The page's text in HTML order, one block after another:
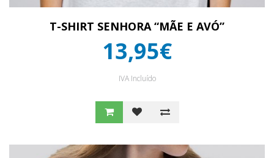
T-SHIRT SENHORA “MÃE E AVÓ”
13,95€
IVA Incluído